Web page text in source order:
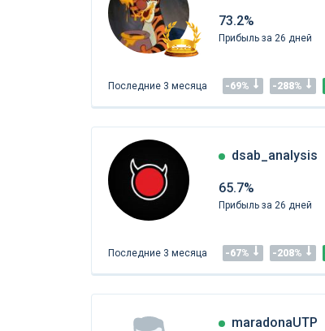
73.2%
Прибыль за 26 дней
Последние 3 месяца -69% -288%
dsab_analysis
65.7%
Прибыль за 26 дней
Последние 3 месяца -67% -208%
maradonaUTP